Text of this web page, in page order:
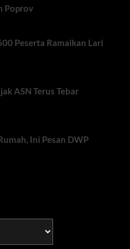
Poprov
Peserta Ramaikan Lari
ASN Terus Tebar
Ini Pesan DWP